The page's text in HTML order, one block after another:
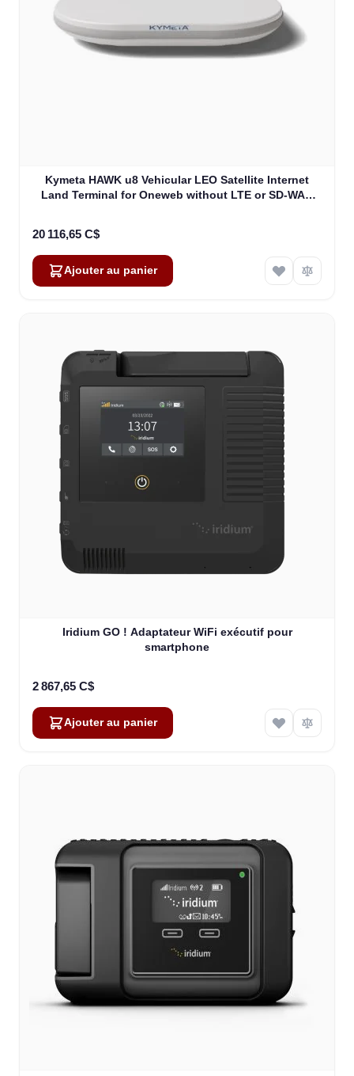
Kymeta HAWK u8 Vehicular LEO Satellite Internet
Land Terminal for Oneweb without LTE or SD-WAN
20 116,65 C$
Ajouter au panier
Iridium GO ! Adaptateur WiFi exécutif pour
smartphone
2 867,65 C$
Ajouter au panier